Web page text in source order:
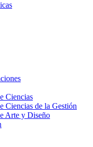
Ciencias
Ciencias de la Gestión
Arte y Diseño